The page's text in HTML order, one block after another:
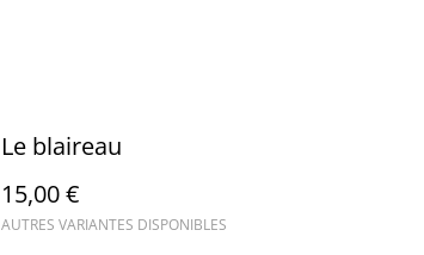
Le blaireau
15,00 €
AUTRES VARIANTES DISPONIBLES